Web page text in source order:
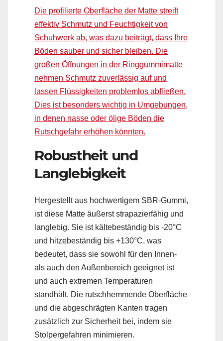
Die profilierte Oberfläche der Matte streift
effektiv Schmutz und Feuchtigkeit von
Schuhwerk ab, was dazu beiträgt, dass Ihre
Böden sauber und sicher bleiben. Die
großen Öffnungen in der Ringgummimatte
nehmen Schmutz zuverlässig auf und
lassen Flüssigkeiten problemlos abfließen.
Dies ist besonders wichtig in Umgebungen,
in denen nasse oder ölige Böden die
Rutschgefahr erhöhen könnten.
Robustheit und
Langlebigkeit
Hergestellt aus hochwertigem SBR-Gummi,
ist diese Matte äußerst strapazierfähig und
langlebig. Sie ist kältebeständig bis -20°C
und hitzebeständig bis +130°C, was
bedeutet, dass sie sowohl für den Innen-
als auch den Außenbereich geeignet ist
und auch extremen Temperaturen
standhält. Die rutschhemmende Oberfläche
und die abgeschrägten Kanten tragen
zusätzlich zur Sicherheit bei, indem sie
Stolpergefahren minimieren.